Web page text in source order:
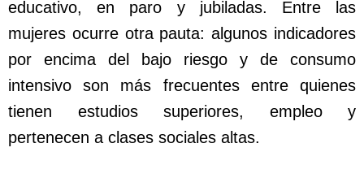
educativo, en paro y jubiladas. Entre las
mujeres ocurre otra pauta: algunos indicadores
por encima del bajo riesgo y de consumo
intensivo son más frecuentes entre quienes
tienen estudios superiores, empleo y
pertenecen a clases sociales altas.